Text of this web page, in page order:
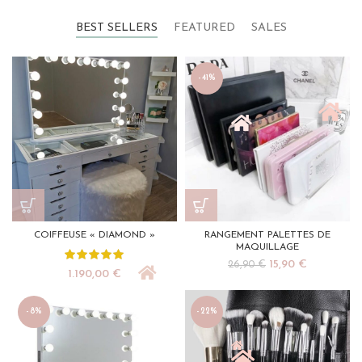
BEST SELLERS FEATURED SALES
COIFFEUSE « DIAMOND »
1.190,00 €
-41%
RANGEMENT PALETTES DE
MAQUILLAGE
26,90€ Le
initial
était :
26,90 €.
15,90 €
actuel
est :
15,90 €.
-8% -22%